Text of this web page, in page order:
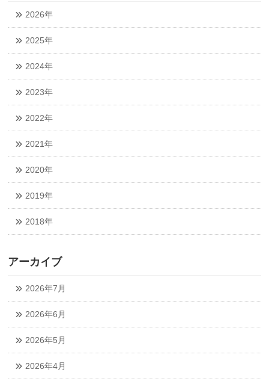
2026年
2025年
2024年
2023年
2022年
2021年
2020年
2019年
2018年
アーカイブ
2026年7月
2026年6月
2026年5月
2026年4月